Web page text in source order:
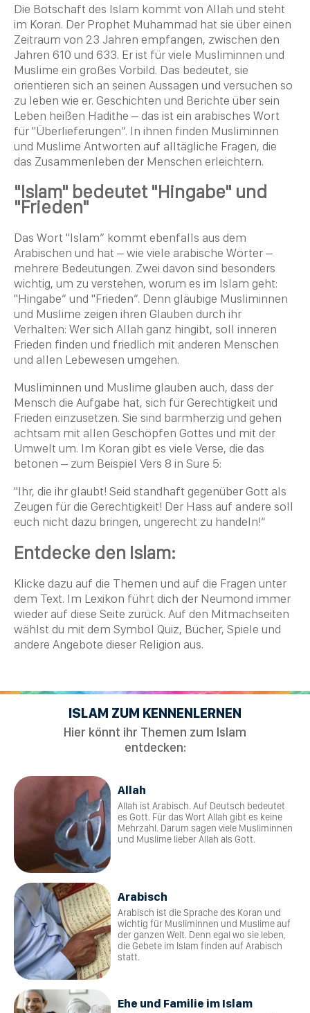
Die Botschaft des Islam kommt von Allah und steht
im Koran. Der Prophet Muhammad hat sie über einen
Zeitraum von 23 Jahren empfangen, zwischen den
Jahren 610 und 633. Er ist für viele Musliminnen und
Muslime ein großes Vorbild. Das bedeutet, sie
orientieren sich an seinen Aussagen und versuchen so
zu leben wie er. Geschichten und Berichte über sein
Leben heißen Hadithe – das ist ein arabisches Wort
für "Überlieferungen“. In ihnen finden Musliminnen
und Muslime Antworten auf alltägliche Fragen, die
das Zusammenleben der Menschen erleichtern.
"Islam" bedeutet "Hingabe" und
"Frieden"
Das Wort "Islam“ kommt ebenfalls aus dem
Arabischen und hat – wie viele arabische Wörter –
mehrere Bedeutungen. Zwei davon sind besonders
wichtig, um zu verstehen, worum es im Islam geht:
"Hingabe“ und "Frieden“. Denn gläubige Musliminnen
und Muslime zeigen ihren Glauben durch ihr
Verhalten: Wer sich Allah ganz hingibt, soll inneren
Frieden finden und friedlich mit anderen Menschen
und allen Lebewesen umgehen.
Musliminnen und Muslime glauben auch, dass der
Mensch die Aufgabe hat, sich für Gerechtigkeit und
Frieden einzusetzen. Sie sind barmherzig und gehen
achtsam mit allen Geschöpfen Gottes und mit der
Umwelt um. Im Koran gibt es viele Verse, die das
betonen – zum Beispiel Vers 8 in Sure 5:
"Ihr, die ihr glaubt! Seid standhaft gegenüber Gott als
Zeugen für die Gerechtigkeit! Der Hass auf andere soll
euch nicht dazu bringen, ungerecht zu handeln!“
Entdecke den Islam:
Klicke dazu auf die Themen und auf die Fragen unter
dem Text. Im Lexikon führt dich der Neumond immer
wieder auf diese Seite zurück. Auf den Mitmachseiten
wählst du mit dem Symbol Quiz, Bücher, Spiele und
andere Angebote dieser Religion aus.
ISLAM ZUM KENNENLERNEN
Hier könnt ihr Themen zum Islam
entdecken:
Allah
Allah ist Arabisch. Auf Deutsch bedeutet
es Gott. Für das Wort Allah gibt es keine
Mehrzahl. Darum sagen viele Musliminnen
und Muslime lieber Allah als Gott.
Arabisch
Arabisch ist die Sprache des Koran und
wichtig für Musliminnen und Muslime auf
der ganzen Welt. Denn egal wo sie leben,
die Gebete im Islam finden auf Arabisch
statt.
Ehe und Familie im Islam